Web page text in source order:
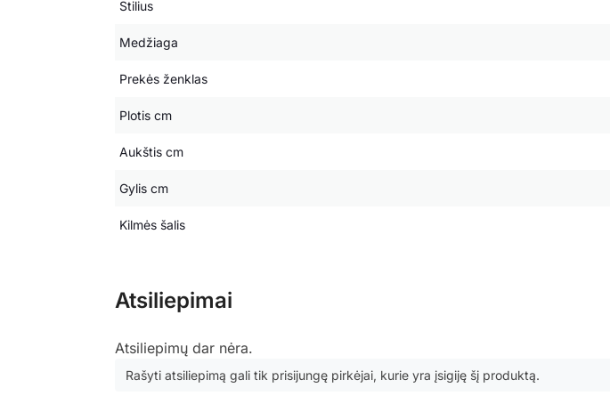
Stilius
Medžiaga
Prekės ženklas
Plotis cm
Aukštis cm
Gylis cm
Kilmės šalis
Atsiliepimai
Atsiliepimų dar nėra.
Rašyti atsiliepimą gali tik prisijungę pirkėjai, kurie yra įsigiję šį produktą.